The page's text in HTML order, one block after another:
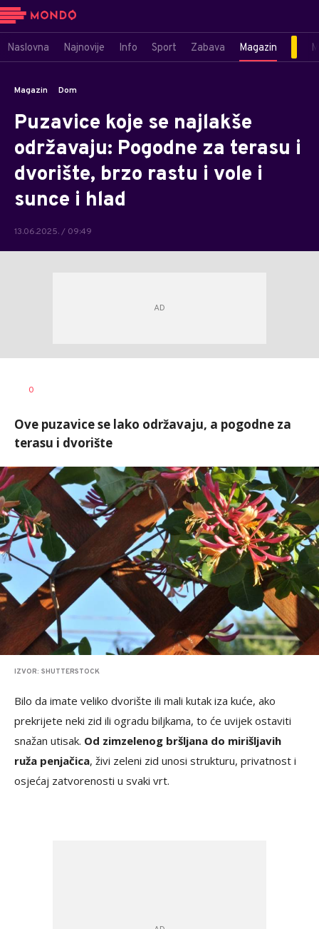
Naslovna Najnovije Info Sport Zabava Magazin
Magazin Dom
Puzavice koje se najlakše
održavaju: Pogodne za terasu i
dvorište, brzo rastu i vole i
sunce i hlad
13.06.2025. / 09:49
AUTOR
0
Ove puzavice se lako održavaju, a pogodne za
terasu i dvorište
IZVOR: SHUTTERSTOCK
Bilo da imate veliko dvorište ili mali kutak iza kuće, ako
prekrijete neki zid ili ogradu biljkama, to će uvijek ostaviti
snažan utisak. Od zimzelenog bršljana do mirišljavih
ruža penjačica, živi zeleni zid unosi strukturu, privatnost i
osjećaj zatvorenosti u svaki vrt.